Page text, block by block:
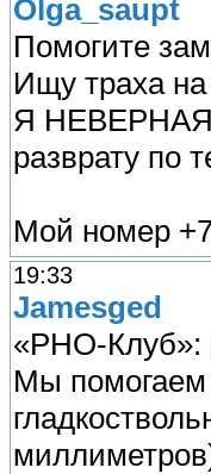
Olga_saupt
Помогите
Ищу траха
Я НЕВЕРНАЯ
разврату по
Мой номер
19:33
Jamesged
«РНО-Клуб»:
Мы помогаем